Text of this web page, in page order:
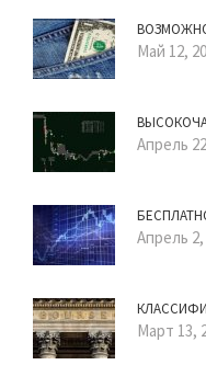
Май 12,
Апрель
Апрель 2,
Март 13,